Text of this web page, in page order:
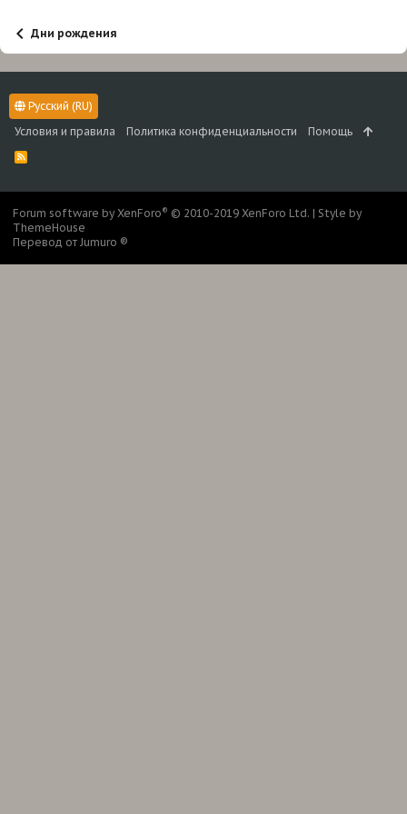
Дни рождения
Русский (RU)
Условия и правила
Политика конфиденциальности Помощь
R
Forum software by XenForo® © 2010-2019 XenForo Ltd. | Style by
ThemeHouse
Перевод от Jumuro ®